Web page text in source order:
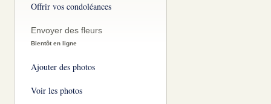
Offrir vos condoléances
Envoyer des fleurs
Bientôt en ligne
Ajouter des photos
Voir les photos